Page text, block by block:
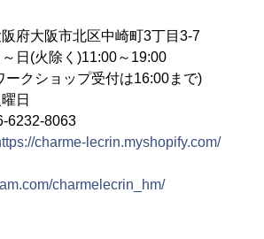
大阪市北区中崎町3丁目3-7
(火除く)11:00～19:00
プ受付は16:00まで)
日
8063
charme-lecrin.myshopify.com/
charmelecrin_hm/